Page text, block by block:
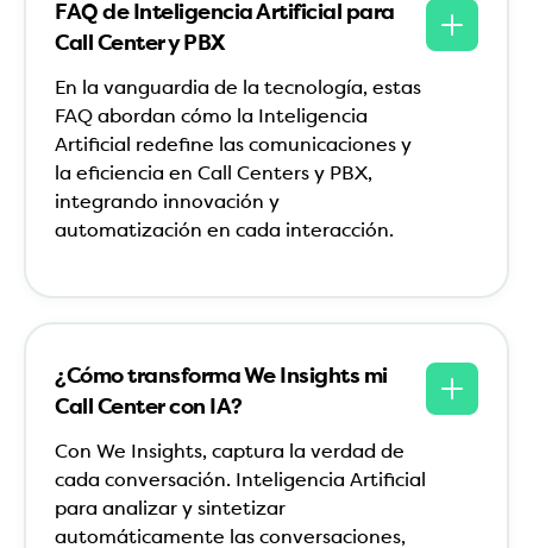
FAQ de Inteligencia Artificial para
Call Center y PBX
En la vanguardia de la tecnología, estas
FAQ abordan cómo la Inteligencia
Artificial redefine las comunicaciones y
la eficiencia en Call Centers y PBX,
integrando innovación y
automatización en cada interacción.
¿Cómo transforma We Insights mi
Call Center con IA?
Con We Insights, captura la verdad de
cada conversación. Inteligencia Artificial
para analizar y sintetizar
automáticamente las conversaciones,